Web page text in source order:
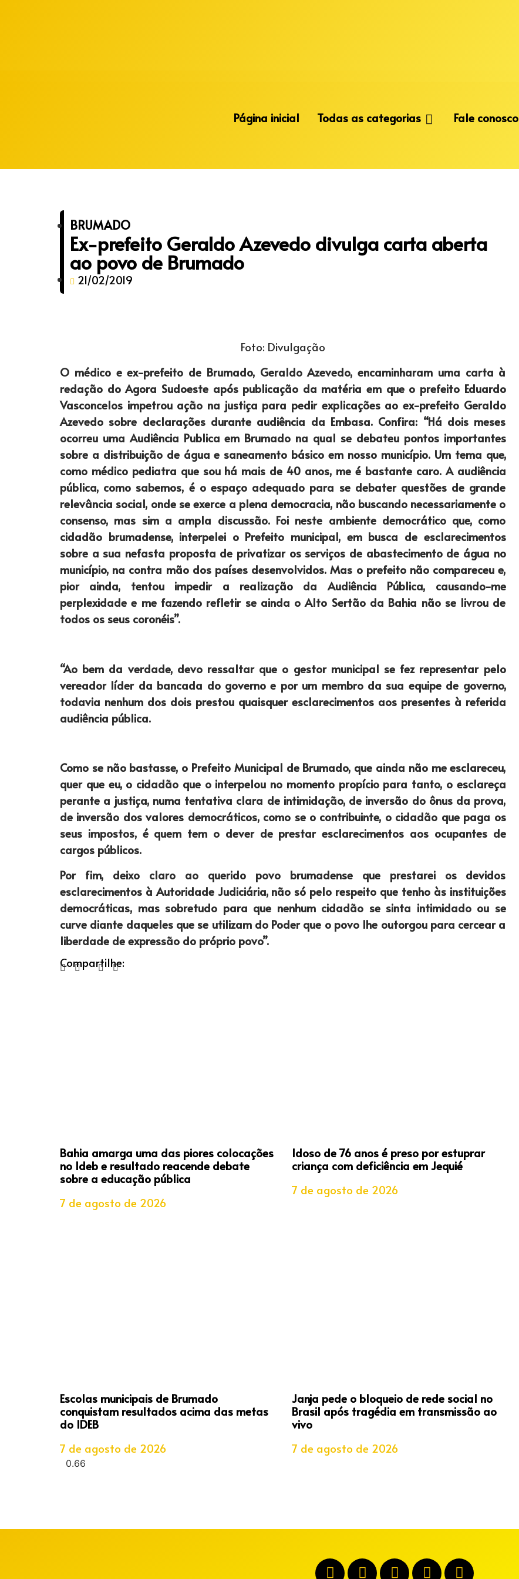
Página inicial Todas as categorias Fale conosco
BRUMADO
Ex-prefeito Geraldo Azevedo divulga carta aberta
ao povo de Brumado
21/02/2019
Foto: Divulgação
O médico e ex-prefeito de Brumado, Geraldo Azevedo, encaminharam uma carta à
redação do Agora Sudoeste após publicação da matéria em que o prefeito Eduardo
Vasconcelos impetrou ação na justiça para pedir explicações ao ex-prefeito Geraldo
Azevedo sobre declarações durante audiência da Embasa. Confira: “Há dois meses
ocorreu uma Audiência Publica em Brumado na qual se debateu pontos importantes
sobre a distribuição de água e saneamento básico em nosso município. Um tema que,
como médico pediatra que sou há mais de 40 anos, me é bastante caro. A audiência
pública, como sabemos, é o espaço adequado para se debater questões de grande
relevância social, onde se exerce a plena democracia, não buscando necessariamente o
consenso, mas sim a ampla discussão. Foi neste ambiente democrático que, como
cidadão brumadense, interpelei o Prefeito municipal, em busca de esclarecimentos
sobre a sua nefasta proposta de privatizar os serviços de abastecimento de água no
município, na contra mão dos países desenvolvidos. Mas o prefeito não compareceu e,
pior ainda, tentou impedir a realização da Audiência Pública, causando-me
perplexidade e me fazendo refletir se ainda o Alto Sertão da Bahia não se livrou de
todos os seus coronéis”.
“Ao bem da verdade, devo ressaltar que o gestor municipal se fez representar pelo
vereador líder da bancada do governo e por um membro da sua equipe de governo,
todavia nenhum dos dois prestou quaisquer esclarecimentos aos presentes à referida
audiência pública.
Como se não bastasse, o Prefeito Municipal de Brumado, que ainda não me esclareceu,
quer que eu, o cidadão que o interpelou no momento propício para tanto, o esclareça
perante a justiça, numa tentativa clara de intimidação, de inversão do ônus da prova,
de inversão dos valores democráticos, como se o contribuinte, o cidadão que paga os
seus impostos, é quem tem o dever de prestar esclarecimentos aos ocupantes de
cargos públicos.
Por fim, deixo claro ao querido povo brumadense que prestarei os devidos
esclarecimentos à Autoridade Judiciária, não só pelo respeito que tenho às instituições
democráticas, mas sobretudo para que nenhum cidadão se sinta intimidado ou se
curve diante daqueles que se utilizam do Poder que o povo lhe outorgou para cercear a
liberdade de expressão do próprio povo”.
Compartilhe:
Bahia amarga uma das piores colocações
no Ideb e resultado reacende debate
sobre a educação pública
7 de agosto de 2026
Idoso de 76 anos é preso por estuprar
criança com deficiência em Jequié
7 de agosto de 2026
Escolas municipais de Brumado
conquistam resultados acima das metas
do IDEB
7 de agosto de 2026
Janja pede o bloqueio de rede social no
Brasil após tragédia em transmissão ao
vivo
7 de agosto de 2026